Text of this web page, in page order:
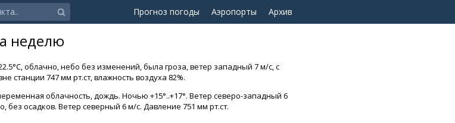
Прогноз погоды Аэропорты Архив
неделю
облачно, небо без изменений, была гроза, ветер западный 7 м/с, с
станции 747 мм рт.ст, влажность воздуха 82%.
облачность, дождь. Ночью +15°..+17°. Ветер северо-западный 6
без осадков. Ветер северный 6 м/с. Давление 751 мм рт.ст.